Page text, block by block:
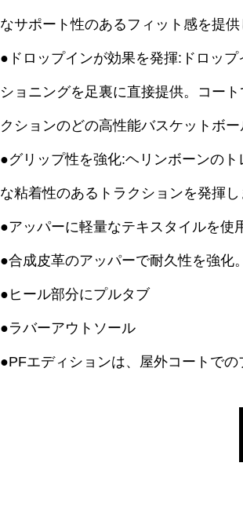
なサポート性のあるフィット感を提供
●ドロップインが効果を発揮:ドロッ
ショニングを足裏に直接提供。コー
クションのどの高性能バスケットボ
●グリップ性を強化:ヘリンボーンの
な粘着性のあるトラクションを発揮し
●アッパーに軽量なテキスタイルを使
●合成皮革のアッパーで耐久性を強化。
●ヒール部分にプルタブ
●ラバーアウトソール
●PFエディションは、屋外コートでの